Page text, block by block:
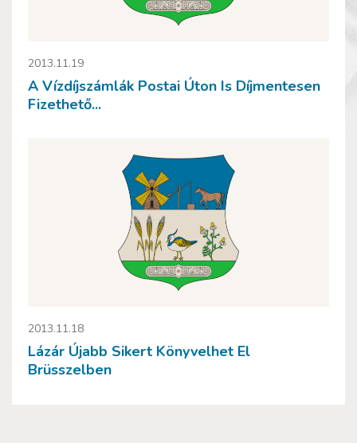
2013.11.19
A Vízdíjszámlák Postai Úton Is Díjmentesen
Fizethető...
2013.11.18
Lázár Újabb Sikert Könyvelhet El
Brüsszelben